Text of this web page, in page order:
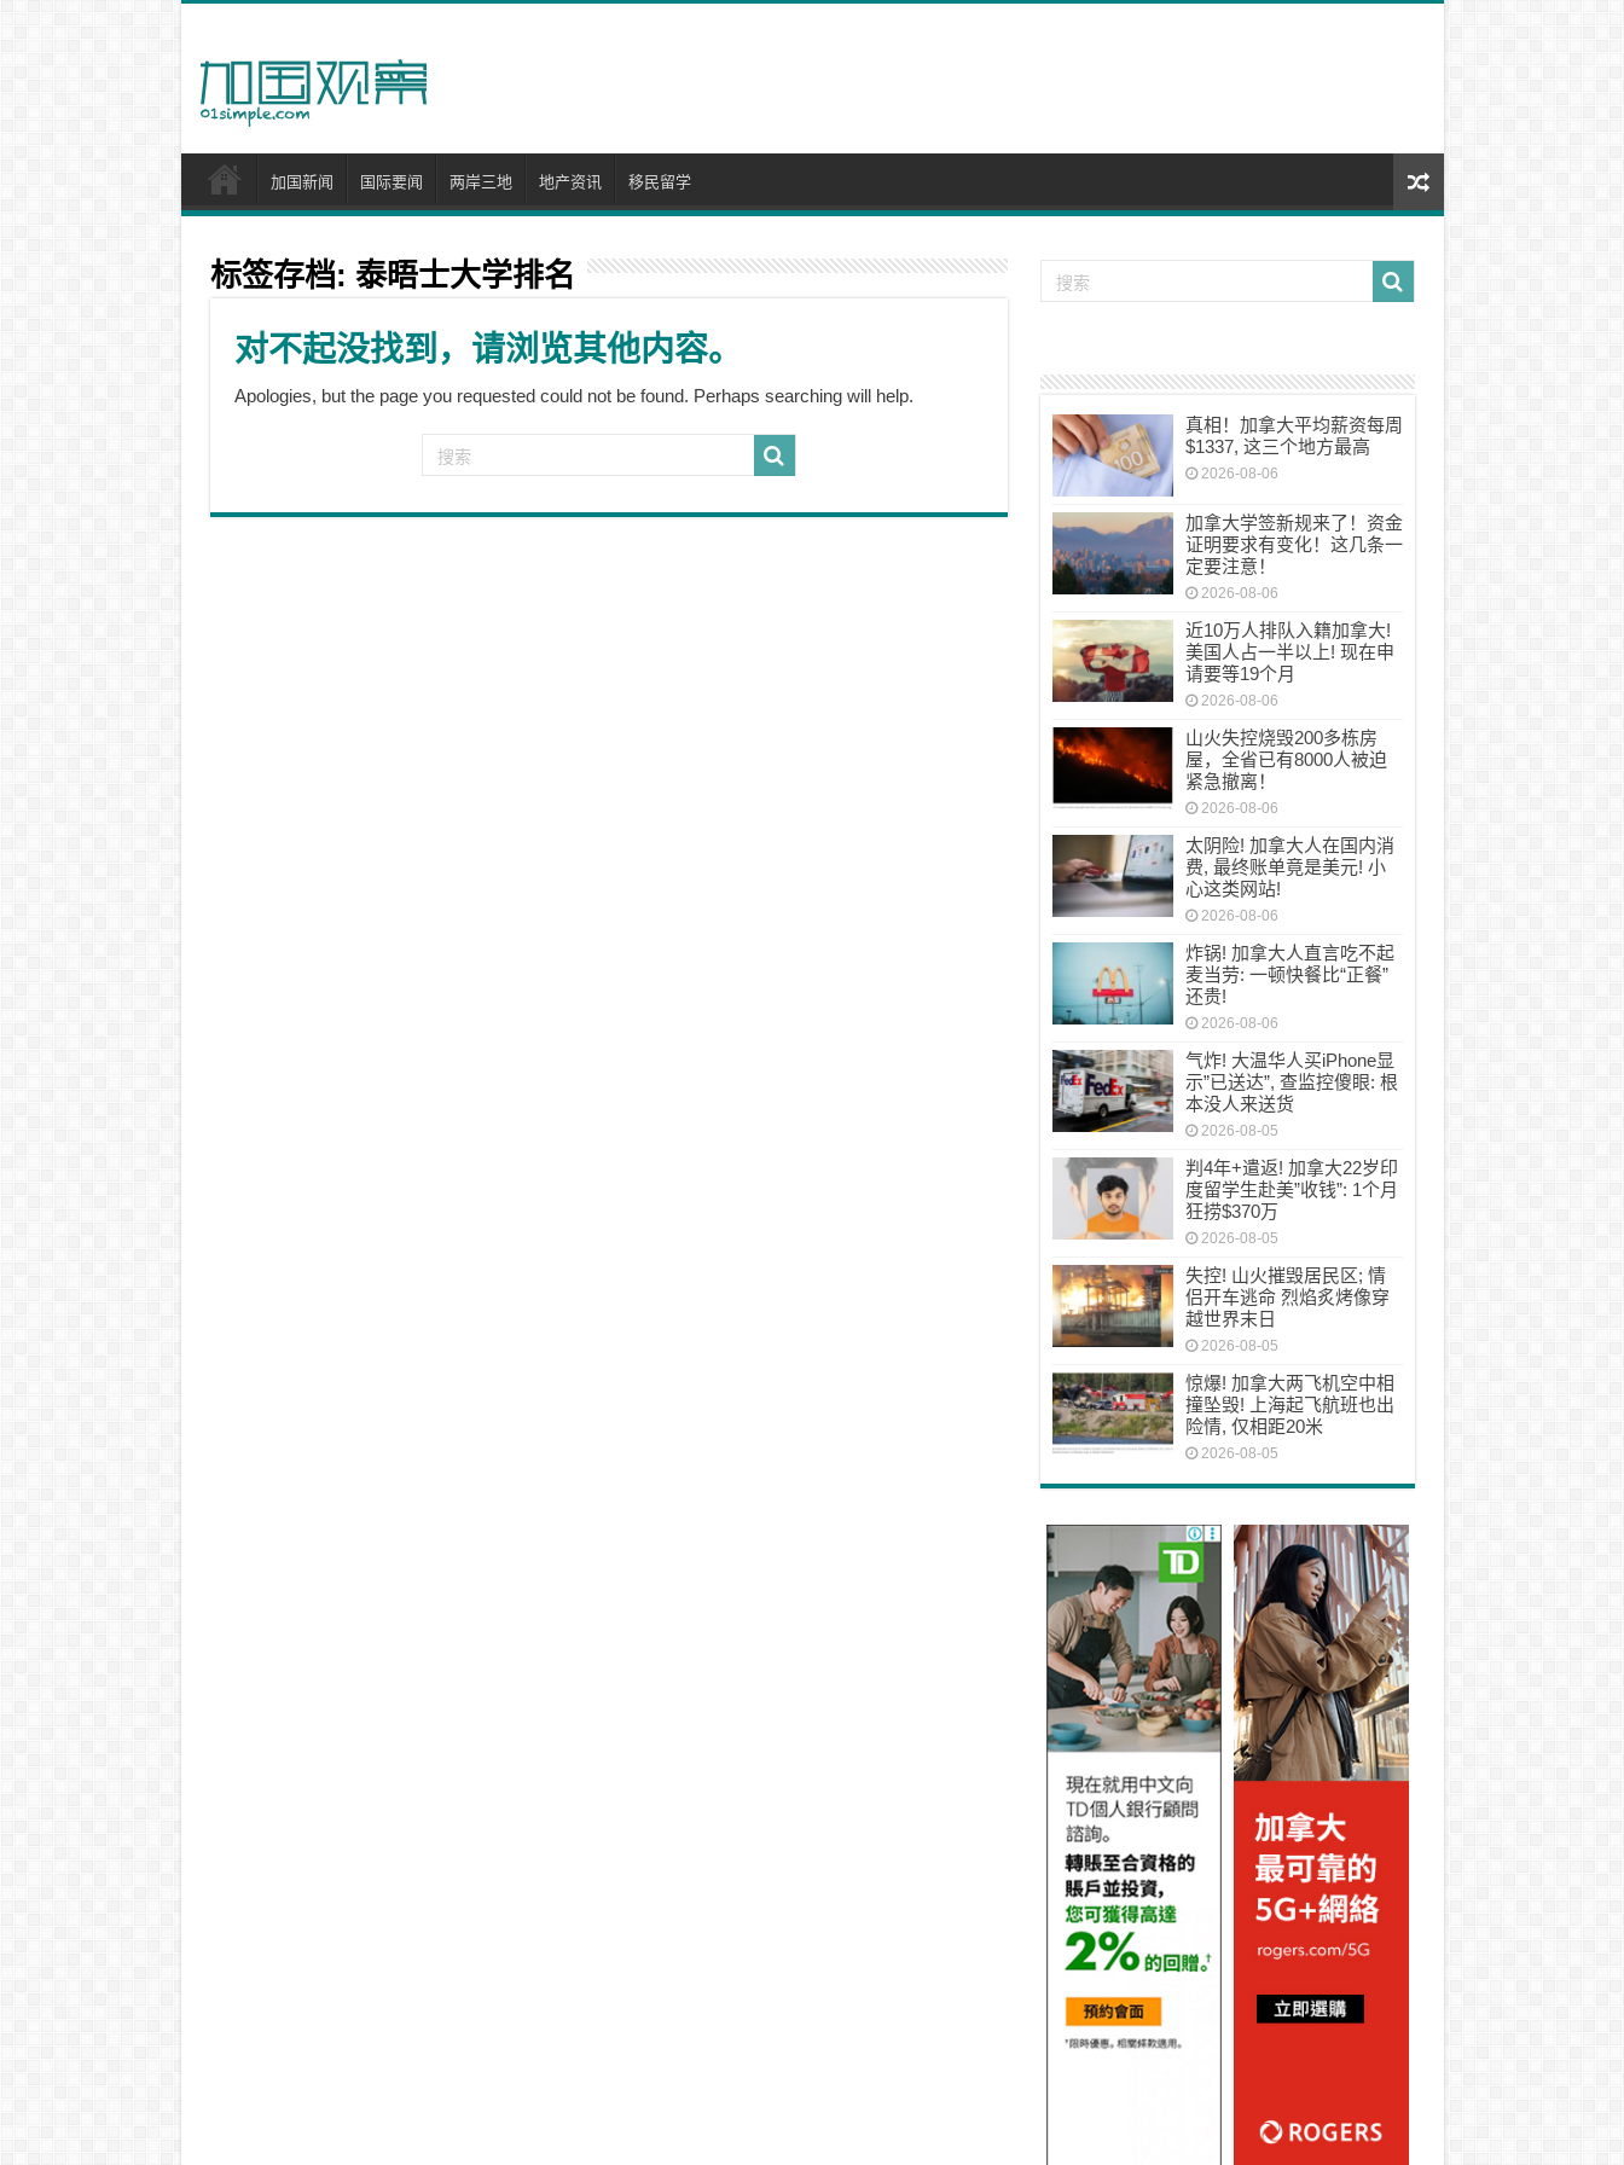
加国新闻 国际要闻 两岸三地 地产资讯 移民留学
标签存档: 泰晤士大学排名
对不起没找到，请浏览其他内容。
Apologies, but the page you requested could not be found. Perhaps searching will help.
真相！加拿大平均薪资每周
$1337, 这三个地方最高
2026-08-06
加拿大学签新规来了！资金
证明要求有变化！这几条一
定要注意！
2026-08-06
近10万人排队入籍加拿大!
美国人占一半以上! 现在申
请要等19个月
2026-08-06
山火失控烧毁200多栋房
屋，全省已有8000人被迫
紧急撤离！
2026-08-06
太阴险! 加拿大人在国内消
费, 最终账单竟是美元! 小
心这类网站!
2026-08-06
炸锅! 加拿大人直言吃不起
麦当劳: 一顿快餐比“正餐”
还贵!
2026-08-06
气炸! 大温华人买iPhone显
示”已送达”, 查监控傻眼: 根
本没人来送货
2026-08-05
判4年+遣返! 加拿大22岁印
度留学生赴美”收钱”: 1个月
狂捞$370万
2026-08-05
失控! 山火摧毁居民区; 情
侣开车逃命 烈焰炙烤像穿
越世界末日
2026-08-05
惊爆! 加拿大两飞机空中相
撞坠毁! 上海起飞航班也出
险情, 仅相距20米
2026-08-05